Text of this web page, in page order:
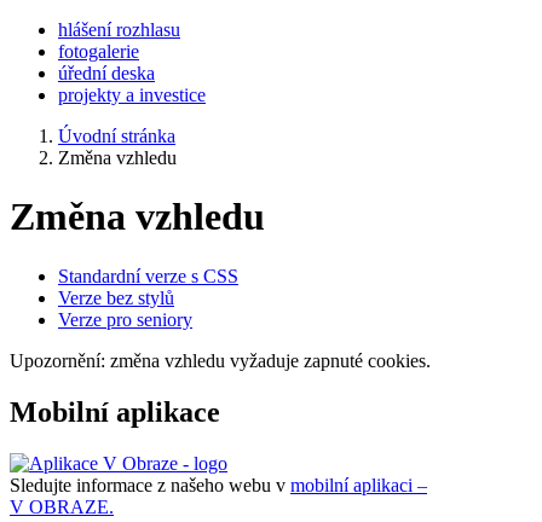
hlášení rozhlasu
fotogalerie
úřední deska
projekty a investice
Úvodní stránka
Změna vzhledu
Změna vzhledu
Standardní verze s CSS
Verze bez stylů
Verze pro seniory
Upozornění: změna vzhledu vyžaduje zapnuté cookies.
Mobilní aplikace
Sledujte informace z našeho webu v mobilní aplikaci –
V OBRAZE.